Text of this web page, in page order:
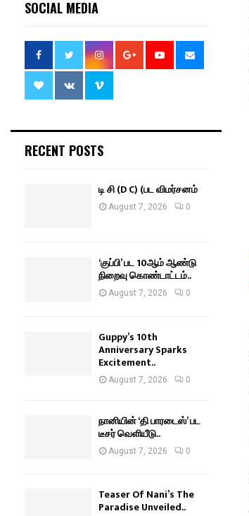
SOCIAL MEDIA
RECENT POSTS
டி சி (D C) (பட விமர்சனம்
August 7, 2026 0
‘குப்பி’ பட 10ஆம் ஆண்டு
நிறைவு கொண்டாட்டம்..
August 7, 2026 0
Guppy’s 10th
Anniversary Sparks
Excitement..
August 7, 2026 0
நானியின் ‘தி பாரடைஸ்’ பட
டீசர் வெளியீடு..
August 7, 2026 0
Teaser Of Nani’s The
Paradise Unveiled..